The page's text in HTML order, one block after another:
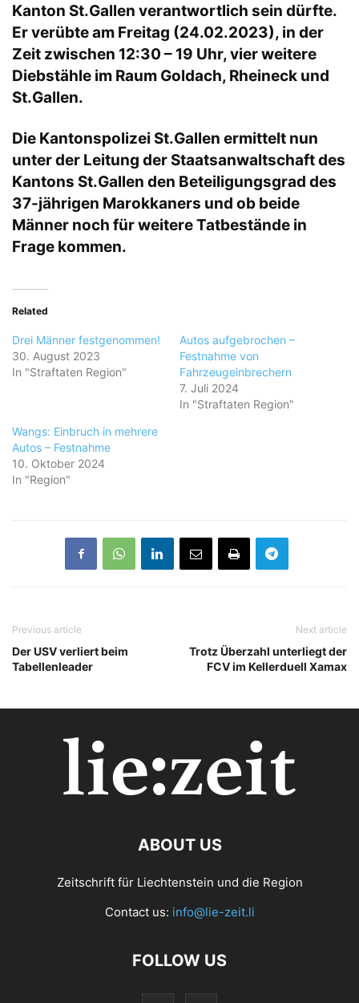
Kanton St.Gallen verantwortlich sein dürfte.
Er verübte am Freitag (24.02.2023), in der
Zeit zwischen 12:30 – 19 Uhr, vier weitere
Diebstähle im Raum Goldach, Rheineck und
St.Gallen.
Die Kantonspolizei St.Gallen ermittelt nun
unter der Leitung der Staatsanwaltschaft des
Kantons St.Gallen den Beteiligungsgrad des
37-jährigen Marokkaners und ob beide
Männer noch für weitere Tatbestände in
Frage kommen.
Related
Drei Männer festgenommen!
30. August 2023
In "Straftaten Region"
Autos aufgebrochen –
Festnahme von
Fahrzeugeinbrechern
7. Juli 2024
In "Straftaten Region"
Wangs: Einbruch in mehrere
Autos – Festnahme
10. Oktober 2024
In "Region"
Previous article
Der USV verliert beim
Tabellenleader
Next article
Trotz Überzahl unterliegt der
FCV im Kellerduell Xamax
ABOUT US
Zeitschrift für Liechtenstein und die Region
Contact us: info@lie-zeit.li
FOLLOW US